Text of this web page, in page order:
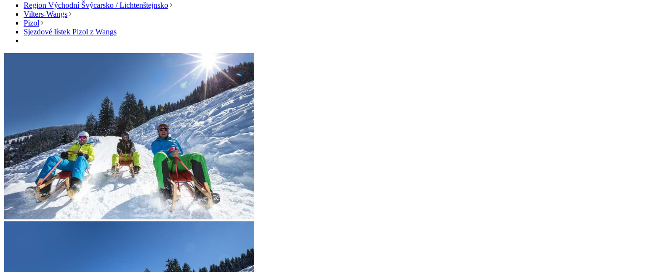
Region Východní Švýcarsko / Lichtenštejnsko
Vilters-Wangs
Pizol
Sjezdové lístek Pizol z Wangs